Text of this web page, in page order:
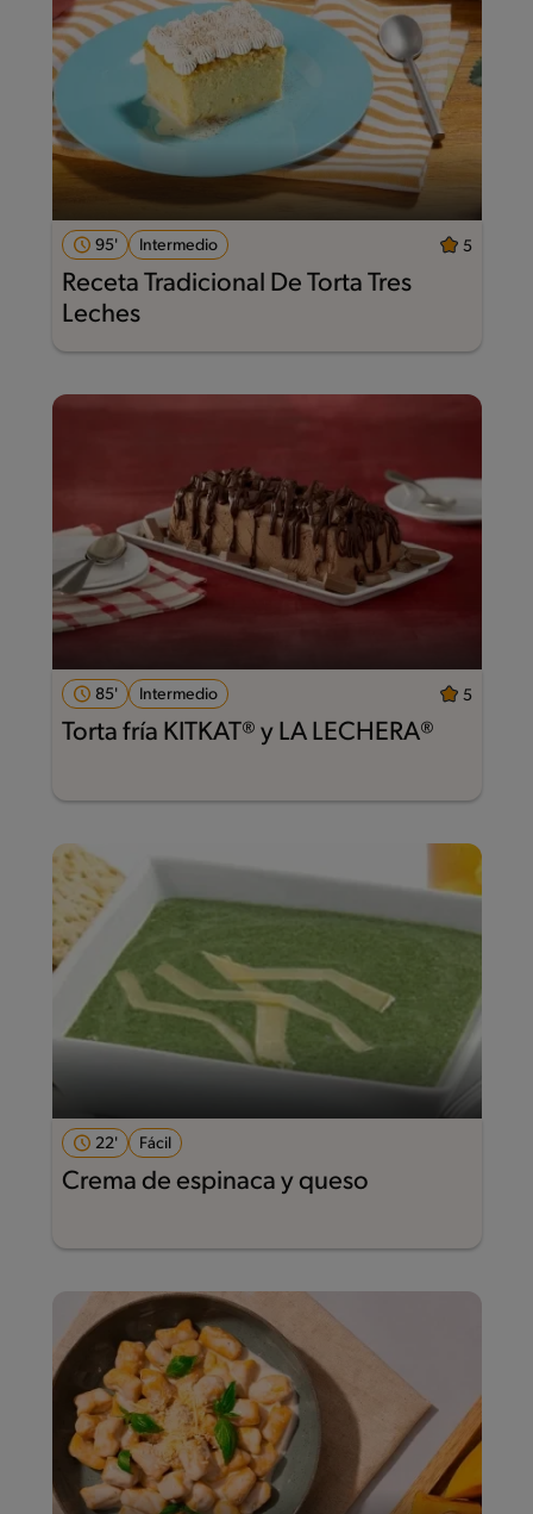
95' Intermedio 5
Receta Tradicional De Torta Tres
Leches
85' Intermedio 5
Torta fría KITKAT® y LA LECHERA®
22' Fácil
Crema de espinaca y queso